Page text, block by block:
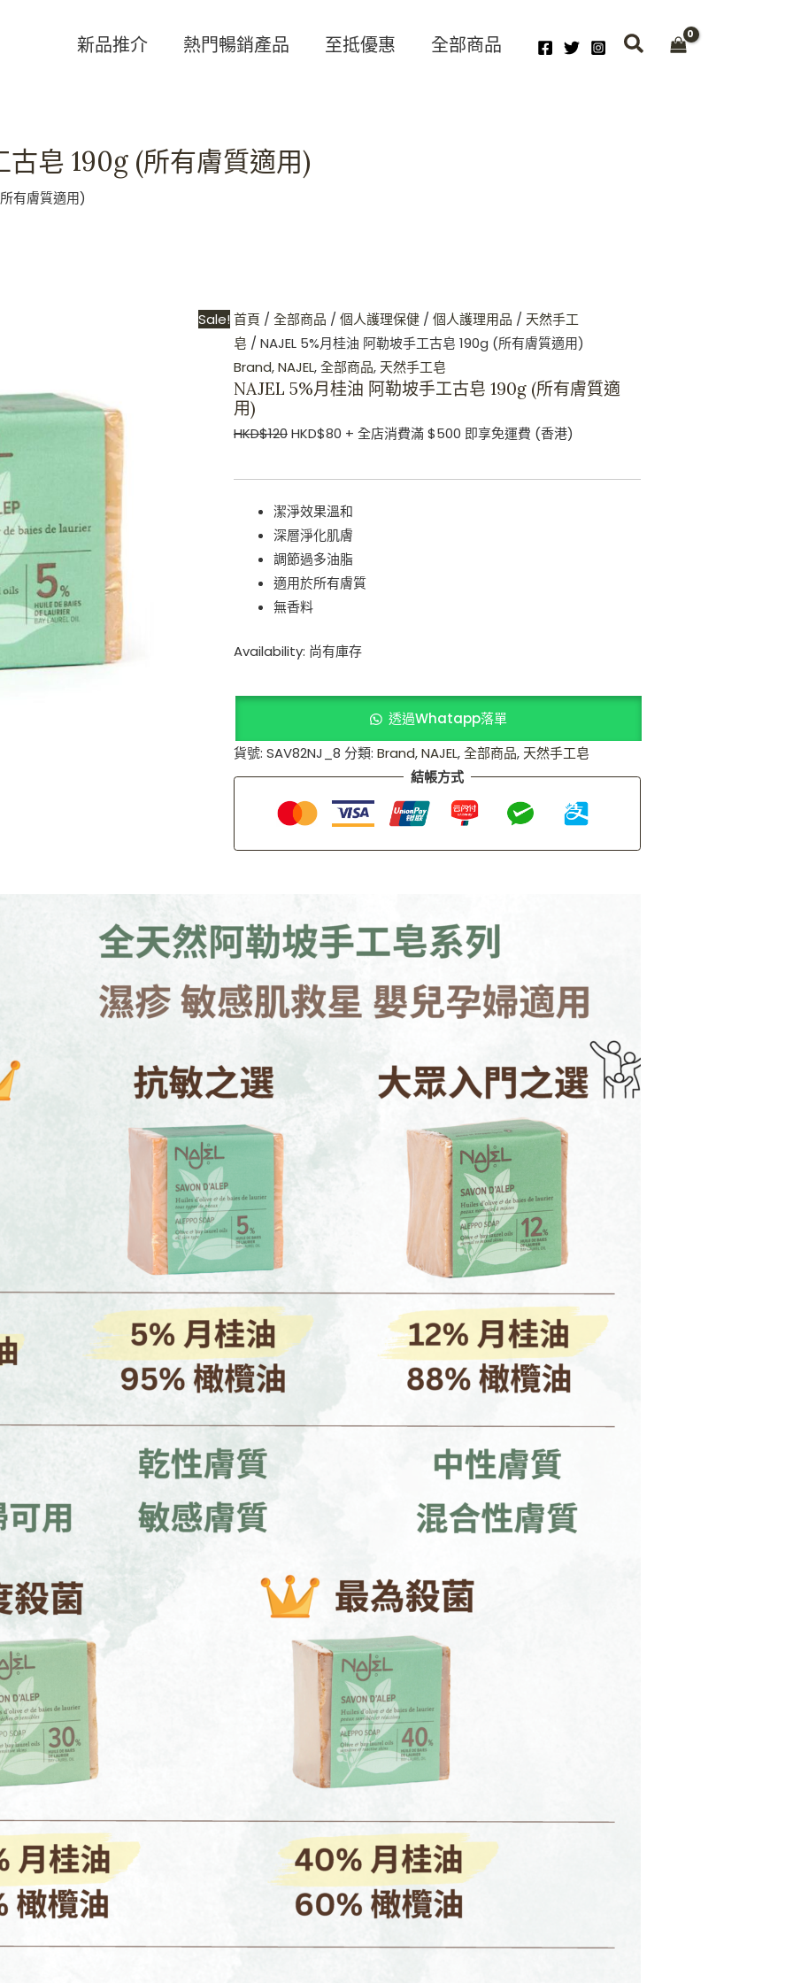
新品推介 熱門暢銷產品 至抵優惠 全部商品
皂 190g (所有膚質適用)
有膚質適用)
Sale! 首頁 / 全部商品 / 個人護理保健 / 個人護理用品 / 天然手工
皂 / NAJEL 5%月桂油 阿勒坡手工古皂 190g (所有膚質適用)
Brand,NAJEL,全部商品,天然手工皂
NAJEL 5%月桂油 阿勒坡手工古皂 190g (所有膚質適
用)
HKD$120HKD$80
price
is:
+ 全店消費滿 $500 即享免運費 (香港)
潔淨效果溫和
深層淨化肌膚
調節過多油脂
適用於所有膚質
無香料
Availability: 尚有庫存
5%
月
勒
坡
(所
有
膚
質
適
用)
透過Whatapp落單
貨號: SAV82NJ_8 分類: Brand,NAJEL,全部商品,天然手工皂
結帳方式